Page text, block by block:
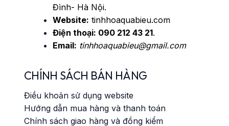
Đình- Hà Nội.
Website: tinhhoaquabieu.com
Điện thoại: 090 212 43 21.
Email: tinhhoaquabieu@gmail.com
CHÍNH SÁCH BÁN HÀNG
Điều khoản sử dụng website
Hướng dẫn mua hàng và thanh toán
Chính sách giao hàng và đồng kiểm